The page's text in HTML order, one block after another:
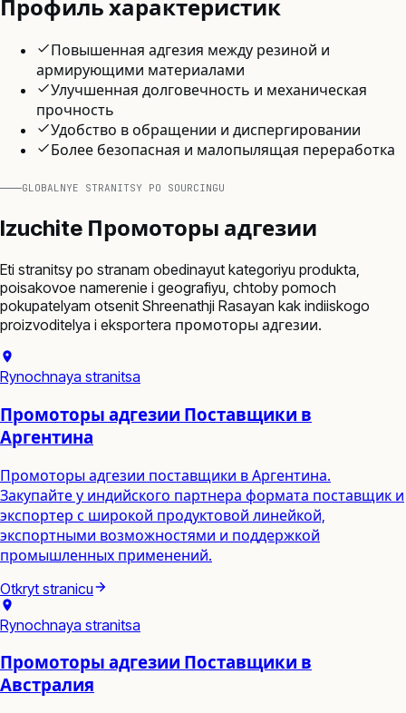
Профиль характеристик
Повышенная адгезия между резиной и
армирующими материалами
Улучшенная долговечность и механическая
прочность
Удобство в обращении и диспергировании
Более безопасная и малопылящая переработка
GLOBALNYE STRANITSY PO SOURCINGU
Izuchite Промоторы адгезии
Eti stranitsy po stranam obedinayut kategoriyu produkta,
poisakovoe namerenie i geografiyu, chtoby pomoch
pokupatelyam otsenit Shreenathji Rasayan kak indiiskogo
proizvoditelya i eksportera промоторы адгезии.
Rynochnaya stranitsa
Промоторы адгезии Поставщики в
Аргентина
Промоторы адгезии поставщики в Аргентина.
Закупайте у индийского партнера формата поставщик и
экспортер с широкой продуктовой линейкой,
экспортными возможностями и поддержкой
промышленных применений.
Otkryt stranicu
Rynochnaya stranitsa
Промоторы адгезии Поставщики в
Австралия